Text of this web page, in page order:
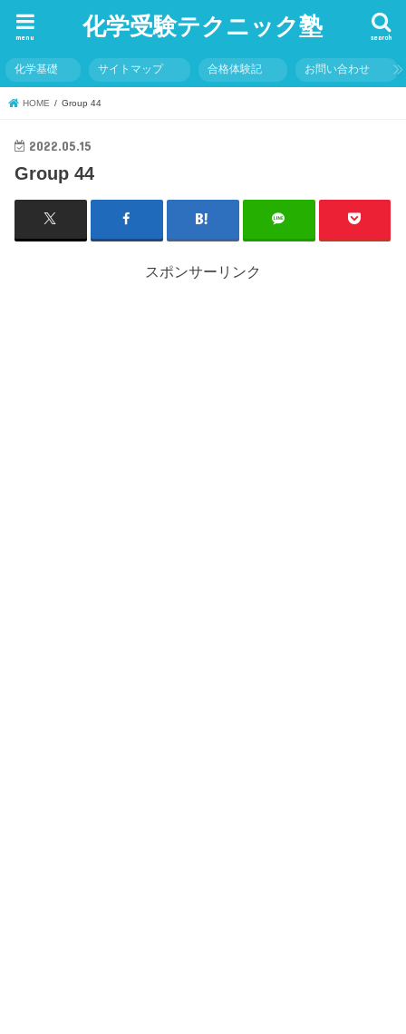
化学受験テクニック塾 search
menu
化学基礎 サイトマップ 合格体験記 お問い合わせ
HOME Group 44
2022.05.15
Group 44
スポンサーリンク